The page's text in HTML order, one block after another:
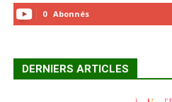
0 Abonnés
DERNIERS ARTICLES